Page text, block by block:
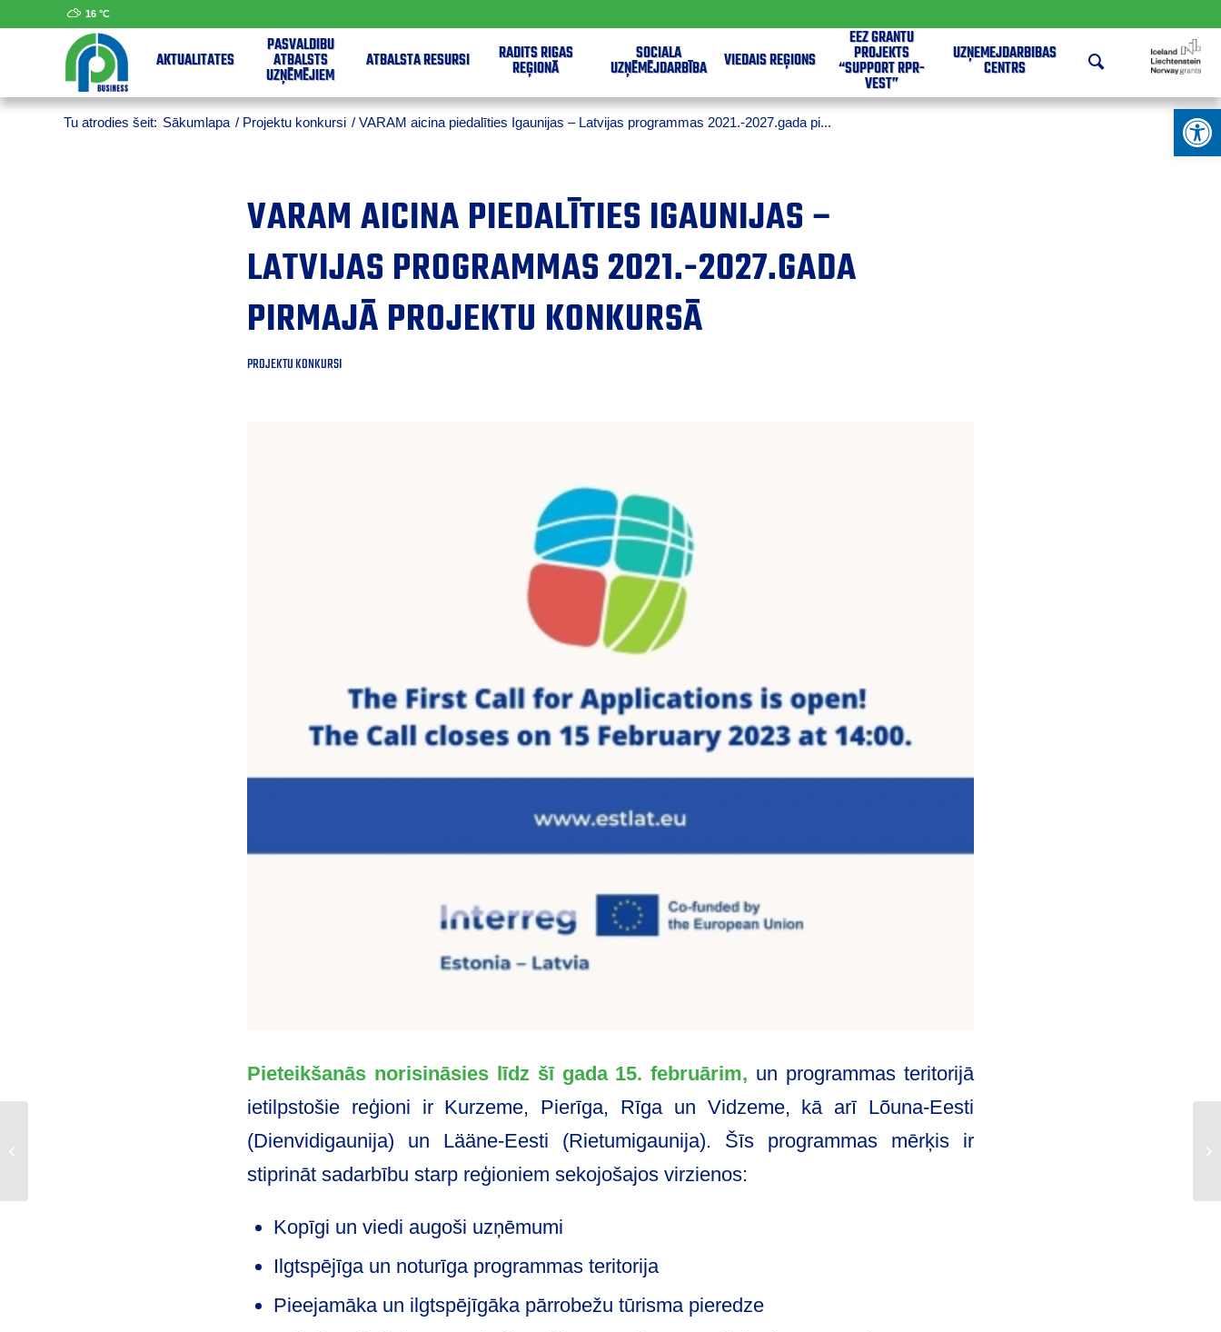
16 °C
AKTUALITĀTES
PAŠVALDĪBU
ATBALSTS
UZŅĒMĒJIEM
ATBALSTA RESURSI RADĪTS RĪGAS
REĢIONĀ
SOCIĀLĀ
UZŅĒMĒJDARBĪBA VIEDAIS REĢIONS
EEZ GRANTU
PROJEKTS
“SUPPORT RPR-
VEST”
UZŅĒMĒJDARBĪBAS
CENTRS
Tu atrodies šeit: Sākumlapa / Projektu konkursi / VARAM aicina piedalīties Igaunijas – Latvijas programmas 2021.-2027.gada pi...
VARAM AICINA PIEDALĪTIES IGAUNIJAS –
LATVIJAS PROGRAMMAS 2021.-2027.GADA
PIRMAJĀ PROJEKTU KONKURSĀ
PROJEKTU KONKURSI
Pieteikšanās norisināsies līdz šī gada 15. februārim, un programmas teritorijā
ietilpstošie reģioni ir Kurzeme, Pierīga, Rīga un Vidzeme, kā arī Lõuna-Eesti
(Dienvidigaunija) un Lääne-Eesti (Rietumigaunija). Šīs programmas mērķis ir
stiprināt sadarbību starp reģioniem sekojošajos virzienos:
Kopīgi un viedi augoši uzņēmumi
Ilgtspējīga un noturīga programmas teritorija
Pieejamāka un ilgtspējīgāka pārrobežu tūrisma pieredze